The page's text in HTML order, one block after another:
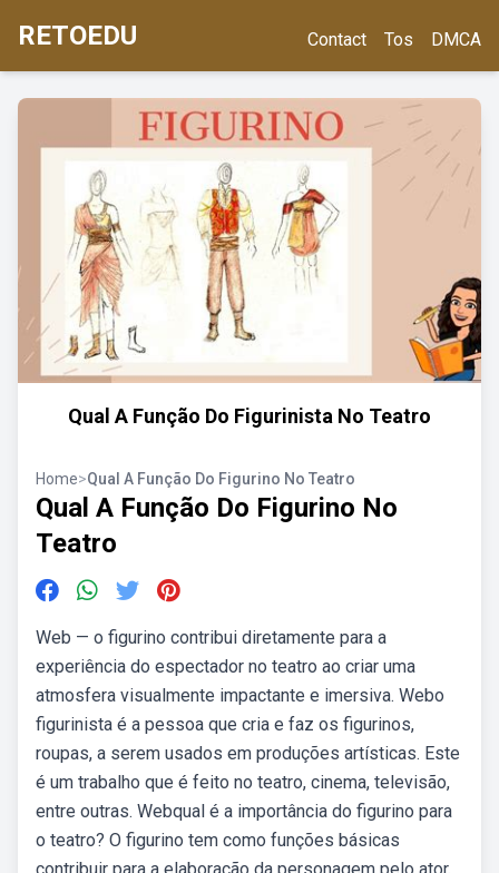
RETOEDU Contact Tos DMCA
Qual A Função Do Figurinista No Teatro
Home>Qual A Função Do Figurino No Teatro
Qual A Função Do Figurino No
Teatro
Web — o figurino contribui diretamente para a
experiência do espectador no teatro ao criar uma
atmosfera visualmente impactante e imersiva. Webo
figurinista é a pessoa que cria e faz os figurinos,
roupas, a serem usados em produções artísticas. Este
é um trabalho que é feito no teatro, cinema, televisão,
entre outras. Webqual é a importância do figurino para
o teatro? O figurino tem como funções básicas